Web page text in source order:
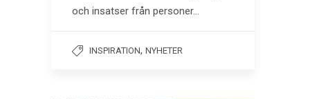
och insatser från personer…
INSPIRATION, NYHETER